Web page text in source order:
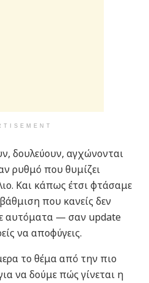
δουλεύουν, αγχώνονται
ρυθμό που θυμίζει
Και κάπως έτσι φτάσαμε
που κανείς δεν
αυτόματα — σαν update
να αποφύγεις.
το θέμα από την πιο
να δούμε πώς γίνεται η